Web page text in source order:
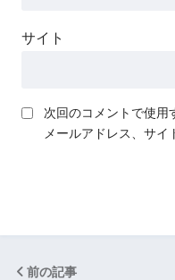
サイト
次回のコメントで使用
メールアドレス、サイ
前の記事